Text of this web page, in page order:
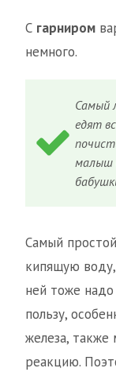
С гарниром
немного.
Самый
едят
малыш
Самый
кипящую
ней тоже
пользу,
железа, также
реакцию.